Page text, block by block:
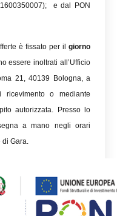
e dal PON
è fissato per il giorno
essere inoltrati all’Ufficio
21, 40139 Bologna, a
ricevimento o mediante
autorizzata. Presso lo
a mano negli orari
di Gara.